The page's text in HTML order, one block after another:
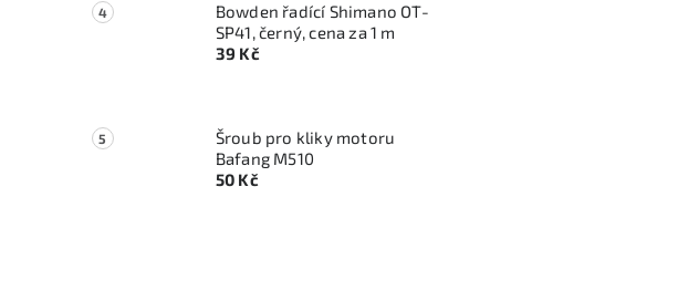
Bowden řadící Shimano OT-
SP41, černý, cena za 1 m
39 Kč
Šroub pro kliky motoru
Bafang M510
50 Kč